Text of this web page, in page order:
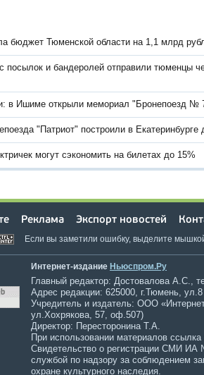
бюджет Тюменской области на 1,1 млрд
посылок и бандеролей отправили тюменцы
в Ишиме открыли мемориал "Бронепоезд №
"Патриот" построили в
могут сэкономить на билетах до 15%
Реклама Экспорт новостей
Если вы заметили ошибку, выделите
Интернет-издание Ньюспром.Ру
Главный редактор: Достовалова А.С.,
Адрес редакции: 625000, г.Тюмень,
Учредитель и издатель: ООО
ул.Хохрякова, 57, оф.507)
Директор: Пересторонина Т.А.
При использовании материалов ссылка
Свидетельство о регистрации СМИ
службой по надзору за соблюдением
охране культурного наследия.